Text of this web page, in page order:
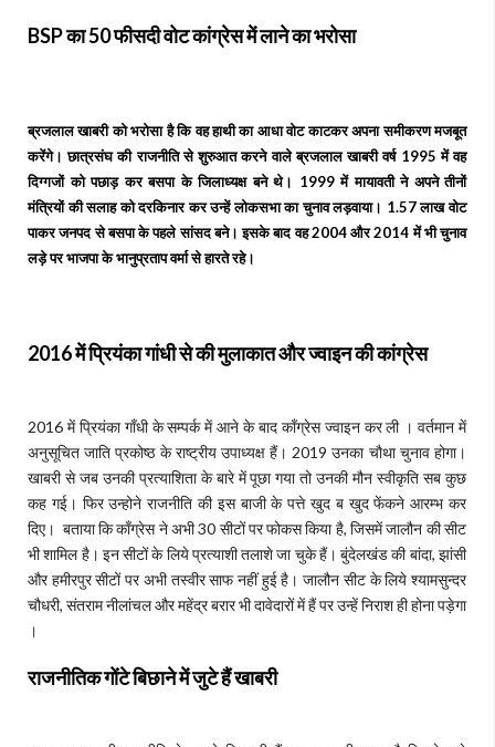
BSP का 50 फीसदी वोट कांग्रेस में लाने का भरोसा
ब्रजलाल खाबरी को भरोसा है कि वह हाथी का आधा वोट काटकर अपना समीकरण मजबूत
करेंगे। छात्रसंघ की राजनीति से शुरुआत करने वाले ब्रजलाल खाबरी वर्ष 1995 में वह
दिग्गजों को पछाड़ कर बसपा के जिलाध्यक्ष बने थे। 1999 में मायावती ने अपने तीनों
मंत्रियों की सलाह को दरकिनार कर उन्हें लोकसभा का चुनाव लड़वाया। 1.57 लाख वोट
पाकर जनपद से बसपा के पहले सांसद बने। इसके बाद वह 2004 और 2014 में भी चुनाव
लड़े पर भाजपा के भानुप्रताप वर्मा से हारते रहे।
2016 में प्रियंका गांधी से की मुलाकात और ज्वाइन की कांग्रेस
2016 में प्रियंका गाँधी के सम्पर्क में आने के बाद काँग्रेस ज्वाइन कर ली । वर्तमान में
अनुसूचित जाति प्रकोष्ठ के राष्ट्रीय उपाध्यक्ष हैं। 2019 उनका चौथा चुनाव होगा।
खाबरी से जब उनकी प्रत्याशिता के बारे में पूछा गया तो उनकी मौन स्वीकृति सब कुछ
कह गई। फिर उन्होने राजनीति की इस बाजी के पत्ते खुद ब खुद फेंकने आरम्भ कर
दिए। बताया कि काँग्रेस ने अभी 30 सीटों पर फोकस किया है, जिसमें जालौन की सीट
भी शामिल है। इन सीटों के लिये प्रत्याशी तलाशे जा चुके हैं। बुंदेलखंड की बांदा, झांसी
और हमीरपुर सीटों पर अभी तस्वीर साफ नहीं हुई है। जालौन सीट के लिये श्यामसुन्दर
चौधरी, संतराम नीलांचल और महेंद्र बरार भी दावेदारों में हैं पर उन्हें निराश ही होना पड़ेगा
।
राजनीतिक गोंटे बिछाने में जुटे हैं खाबरी